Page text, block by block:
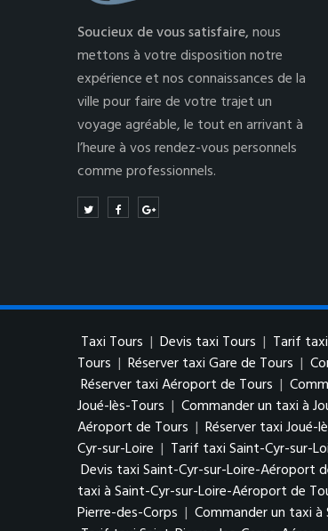
Soucieux de vous satisfaire,nous
mettons à votre disposition notre
expérience et nos connaissances de la
ville pour faire de votre trajet un
voyage agréable, le tout en arrivant à
l’heure à vos rendez-vous personnels
comme professionnels.
Taxi Tours | Devis taxi Tours | Tarif
Tours | Réserver taxi Gare de Tours |
Réserver taxi Aéroport de Tours |
Joué-lès-Tours | Commander un taxi à
Aéroport de Tours | Réserver taxi Joué-
Cyr-sur-Loire | Tarif taxi Saint-Cyr-sur-
Devis taxi Saint-Cyr-sur-Loire-Aéroport
taxi à Saint-Cyr-sur-Loire-Aéroport de
Pierre-des-Corps | Commander un taxi